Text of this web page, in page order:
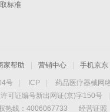
标准
家帮助 营销中心 手机京东
号 ICP 药品医疗器械网
可证编号新出网证(京)字150号
热线：4006067733 经营证照